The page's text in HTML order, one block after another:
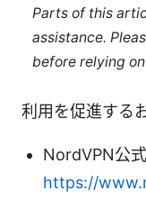
Parts of this
assistance.
before relying
利用を促進する
NordVPN公
https://